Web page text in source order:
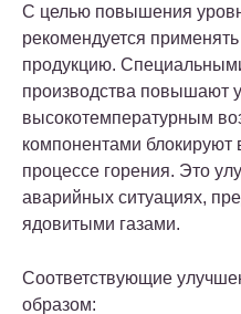
С целью повышения
рекомендуется
продукцию.
производства повышают
высокотемпературным
компонентами
процессе горения. Это
аварийных ситуациях,
ядовитыми газами.
Соответствующие
образом: